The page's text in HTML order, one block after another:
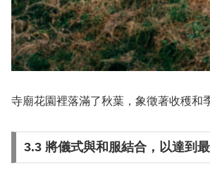
寺廟花園裡落滿了秋葉，象徵著收穫和
3.3 將儀式與和服結合，以達到